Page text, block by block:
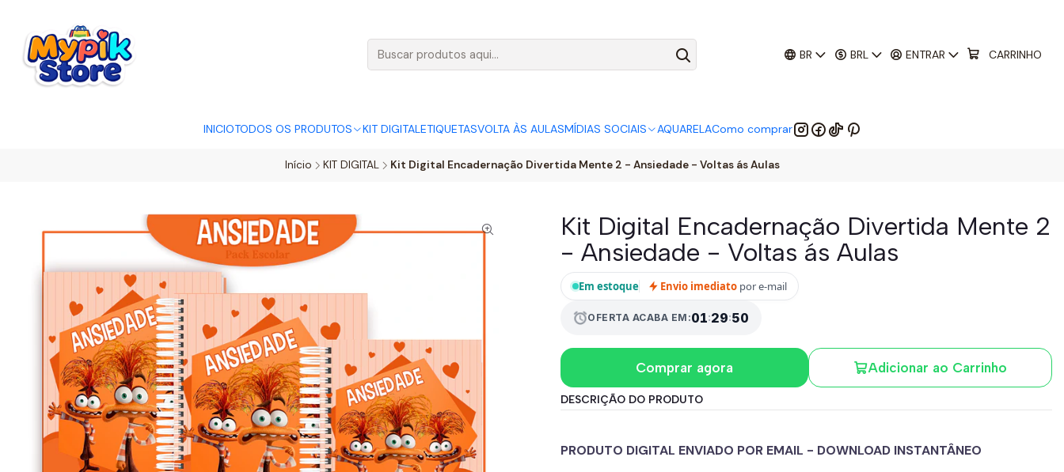
BR BRL ENTRAR CARRINHO
INICIOTODOS OS PRODUTOS KIT DIGITALETIQUETASVOLTA ÀS AULASMÍDIAS SOCIAIS AQUARELAComo comprar
Início KIT DIGITAL Kit Digital Encadernação Divertida Mente 2 - Ansiedade - Voltas ás Aulas
Kit Digital Encadernação Divertida Mente 2
- Ansiedade - Voltas ás Aulas
Em estoque Envio imediato por e-mail
alarmOFERTA ACABA EM:01:29:48
Adicionar ao Carrinho
Comprar agora
DESCRIÇÃO DO PRODUTO
PRODUTO DIGITAL ENVIADO POR EMAIL - DOWNLOAD INSTANTÂNEO